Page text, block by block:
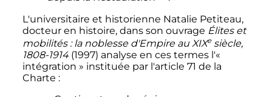
L'universitaire et historienne Natalie Petiteau,
docteur en histoire, dans son ouvrage Élites et
mobilités : la noblesse d'Empire au XIXe siècle,
1808-1914(1997) analyse en ces termes l'«
intégration » instituée par l'article 71 de la
Charte :